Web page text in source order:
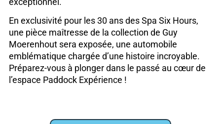
En exclusivité pour les 30 ans des Spa Six Hours,
une pièce maîtresse de la collection de Guy
Moerenhout sera exposée, une automobile
emblématique chargée d’une histoire incroyable.
Préparez-vous à plonger dans le passé au cœur de
l’espace Paddock Expérience !